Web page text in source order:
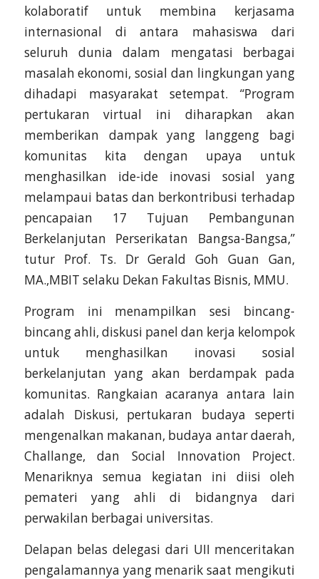
kolaboratif untuk membina kerjasama
internasional di antara mahasiswa dari
seluruh dunia dalam mengatasi berbagai
masalah ekonomi, sosial dan lingkungan yang
dihadapi masyarakat setempat. “Program
pertukaran virtual ini diharapkan akan
memberikan dampak yang langgeng bagi
komunitas kita dengan upaya untuk
menghasilkan ide-ide inovasi sosial yang
melampaui batas dan berkontribusi terhadap
pencapaian 17 Tujuan Pembangunan
Berkelanjutan Perserikatan Bangsa-Bangsa,”
tutur Prof. Ts. Dr Gerald Goh Guan Gan,
MA.,MBIT selaku Dekan Fakultas Bisnis, MMU.
Program ini menampilkan sesi bincang-
bincang ahli, diskusi panel dan kerja kelompok
untuk menghasilkan inovasi sosial
berkelanjutan yang akan berdampak pada
komunitas. Rangkaian acaranya antara lain
adalah Diskusi, pertukaran budaya seperti
mengenalkan makanan, budaya antar daerah,
Challange, dan Social Innovation Project.
Menariknya semua kegiatan ini diisi oleh
pemateri yang ahli di bidangnya dari
perwakilan berbagai universitas.
Delapan belas delegasi dari UII menceritakan
pengalamannya yang menarik saat mengikuti